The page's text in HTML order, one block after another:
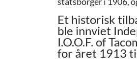
Et historisk
ble innviet
I.O.O.F. of
for året 1913